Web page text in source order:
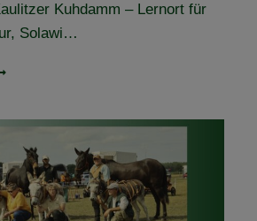
Kuhdamm – Lernort für
Solawi…